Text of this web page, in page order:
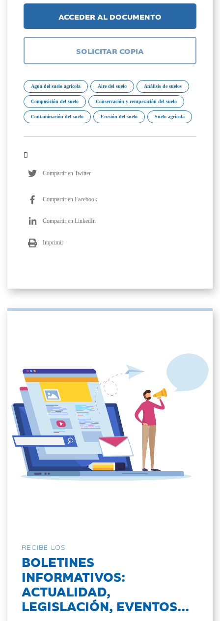
ACCEDER AL DOCUMENTO
SOLICITAR COPIA
Agua del suelo agrícola Aire del suelo Análisis de suelos
Composición del suelo Conservación y recuperación del suelo
Contaminación del suelo Erosión del suelo Suelo agrícola
Compartir en Twitter
Compartir en Facebook
Compartir en LinkedIn
Imprimir
RECIBE LOS
BOLETINES
INFORMATIVOS:
ACTUALIDAD,
LEGISLACIÓN, EVENTOS...